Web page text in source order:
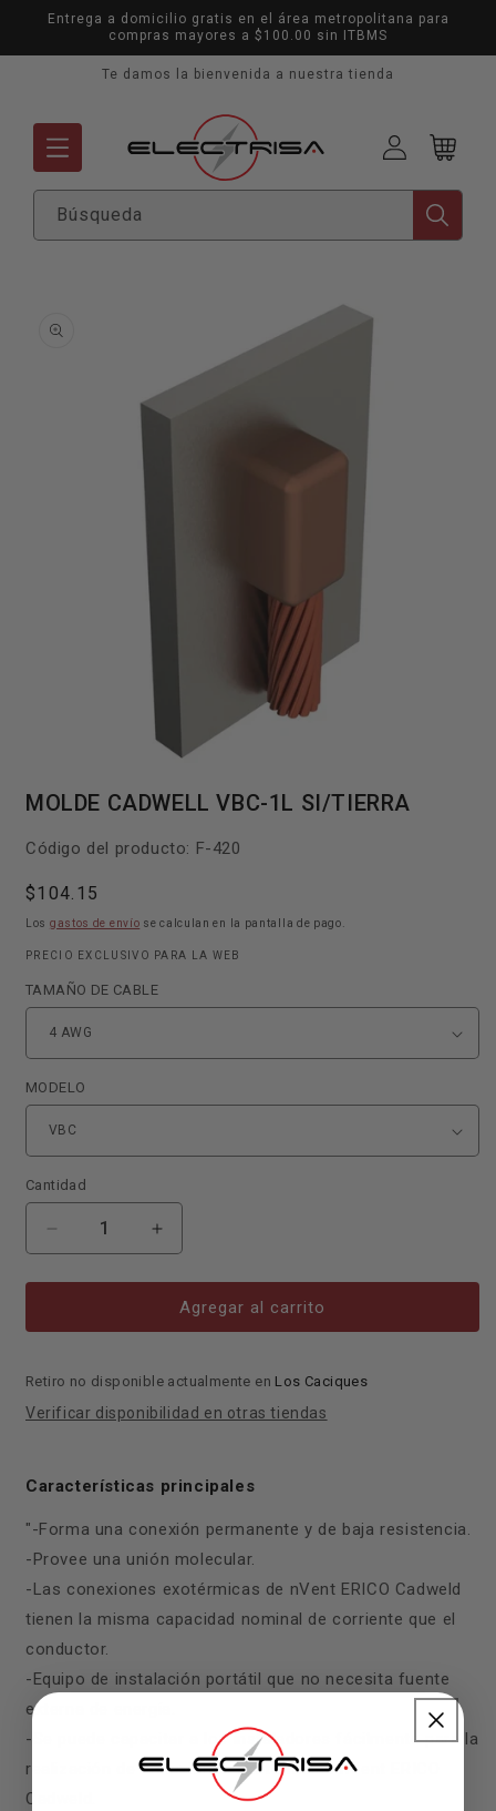
directamente
al contenido
Entrega a domicilio gratis en el área metropolitana para
compras mayores a $100.00 sin ITBMS
Te damos la bienvenida a nuestra tienda
Búsqueda
cuenta
Carrito
información
multimedia
una
modal
MOLDE CADWELL VBC-1L SI/TIERRA
Código del producto: SKU:
F-420
Precio
habitual
$104.15
Los gastos de envío se calculan en la pantalla de pago.
PRECIO EXCLUSIVO PARA LA WEB
TAMAÑO DE CABLE
MODELO
Cantidad
Reducir
cantidad
para
CADWELL
1L
SI/TIERRA
Aumentar
cantidad
para
MOLDE
CADWELL
1L
SI/TIERRA
Agregar al carrito
Retiro no disponible actualmente en Los Caciques
Verificar disponibilidad en otras tiendas
Características principales
"-Forma una conexión permanente y de baja resistencia.
-Provee una unión molecular.
-Las conexiones exotérmicas de nVent ERICO Cadweld
tienen la misma capacidad nominal de corriente que el
conductor.
-Equipo de instalación portátil que no necesita fuente
externa de energía.
-Se puede capacitar a los instaladores fácilmente para la
realización de conexiones exotérmicas nVent ERICO
Cadweld.